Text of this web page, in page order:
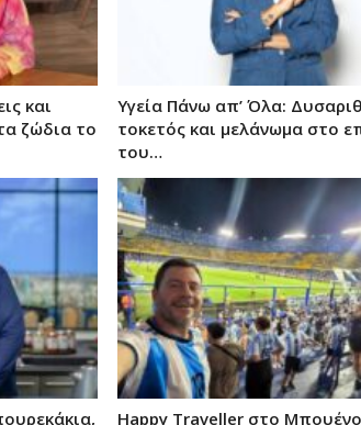
και
ζώδια το
Υγεία Πάνω απ’ Όλα:
τοκετός και μελάνωμα στο
του…
Happy Traveller στο